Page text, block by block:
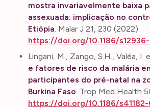
mostra invariavelmente baixa
assexuada: implicação no
Etiópia. Malar J 21, 230 (2022).
https://doi.org/10.1186/
Lingani, M., Zango, S.H., Valéa, I.
e fatores de risco da malária
participantes do pré-natal na
Burkina Faso. Trop Med Health
https://doi.org/10.1186/